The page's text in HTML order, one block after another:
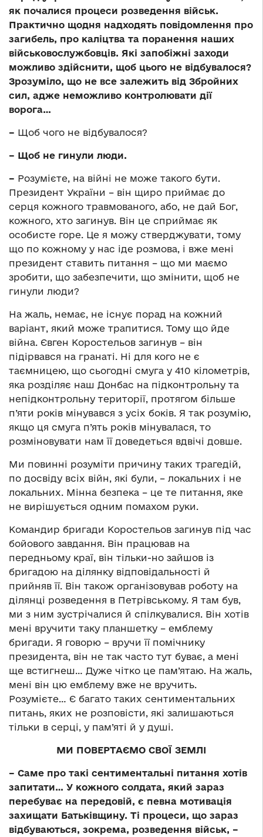
як почалися процеси розведення військ.
Практично щодня надходять повідомлення про
загибель, про каліцтва та поранення наших
військовослужбовців. Які запобіжні заходи
можливо здійснити, щоб цього не відбувалося?
Зрозуміло, що не все залежить від Збройних
сил, адже неможливо контролювати дії
ворога…
– Щоб чого не відбувалося?
– Щоб не гинули люди.
– Розумієте, на війні не може такого бути.
Президент України – він щиро приймає до
серця кожного травмованого, або, не дай Бог,
кожного, хто загинув. Він це сприймає як
особисте горе. Це я можу стверджувати, тому
що по кожному у нас іде розмова, і вже мені
президент ставить питання – що ми маємо
зробити, що забезпечити, що змінити, щоб не
гинули люди?
На жаль, немає, не існує порад на кожний
варіант, який може трапитися. Тому що йде
війна. Євген Коростельов загинув – він
підірвався на гранаті. Ні для кого не є
таємницею, що сьогодні смуга у 410 кілометрів,
яка розділяє наш Донбас на підконтрольну та
непідконтрольну території, протягом більше
п’яти років мінувався з усіх боків. Я так розумію,
якщо ця смуга п’ять років мінувалася, то
розміновувати нам її доведеться вдвічі довше.
Ми повинні розуміти причину таких трагедій,
по досвіду всіх війн, які були, – локальних і не
локальних. Мінна безпека – це те питання, яке
не вирішується одним помахом руки.
Командир бригади Коростельов загинув під час
бойового завдання. Він працював на
передньому краї, він тільки-но зайшов із
бригадою на ділянку відповідальності й
прийняв її. Він також організовував роботу на
ділянці розведення в Петрівському. Я там був,
ми з ним зустрічалися й спілкувалися. Він хотів
мені вручити таку планшетку – емблему
бригади. Я говорю – вручи її помічнику
президента, він не так часто тут буває, а мені
ще встигнеш… Дуже чітко це пам’ятаю. На жаль,
мені він цю емблему вже не вручить.
Розумієте… Є багато таких сентиментальних
питань, яких не розповісти, які залишаються
тільки в серці, у пам’яті й у душі.
МИ ПОВЕРТАЄМО СВОЇ ЗЕМЛІ
– Саме про такі сентиментальні питання хотів
запитати… У кожного солдата, який зараз
перебуває на передовій, є певна мотивація
захищати Батьківщину. Ті процеси, що зараз
відбуваються, зокрема, розведення військ, –